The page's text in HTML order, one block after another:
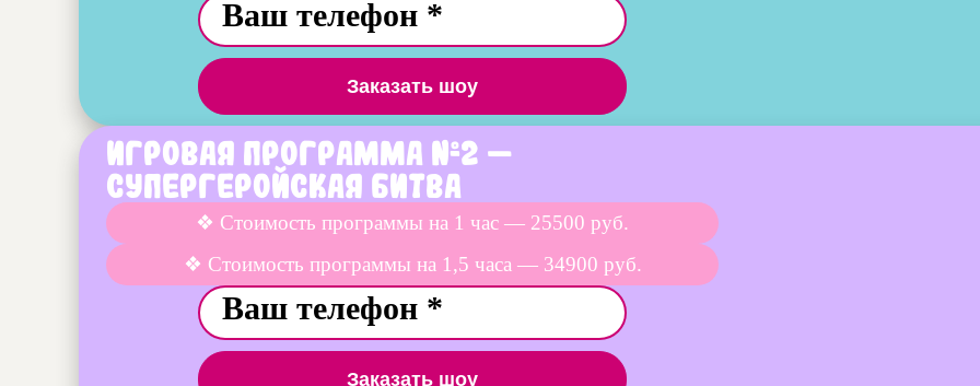
Заказать шоу
Игровая программа №2 —
Супергеройская битва
❖ Стоимость программы на 1 час — 25500 руб.
❖ Стоимость программы на 1,5 часа — 34900 руб.
Заказать шоу